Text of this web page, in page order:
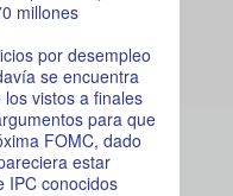
millones
por desempleo
se encuentra
vistos a finales
para que
FOMC, dado
estar
IPC conocidos